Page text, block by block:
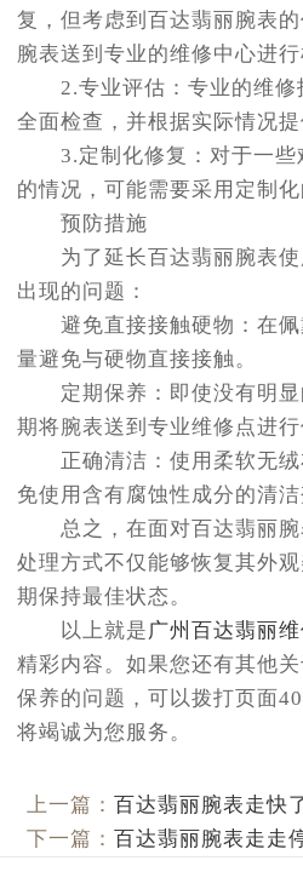
复，但考虑到百达翡丽腕表
腕表送到专业的维修中心进行
2.专业评估：专业的维修
全面检查，并根据实际情况提
3.定制化修复：对于一些
的情况，可能需要采用定制化
预防措施
为了延长百达翡丽腕表使
出现的问题：
避免直接接触硬物：在佩
量避免与硬物直接接触。
定期保养：即使没有明显
期将腕表送到专业维修点进行
正确清洁：使用柔软无绒
免使用含有腐蚀性成分的清洁
总之，在面对百达翡丽腕
处理方式不仅能够恢复其外
期保持最佳状态。
以上就是广州百达翡丽
精彩内容。如果您还有其他
保养的问题，可以拨打页面
将竭诚为您服务。
上一篇：百达翡丽腕表走快
下一篇：百达翡丽腕表走走